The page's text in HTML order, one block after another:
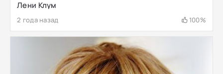
Лени Клум
2 года назад 100%